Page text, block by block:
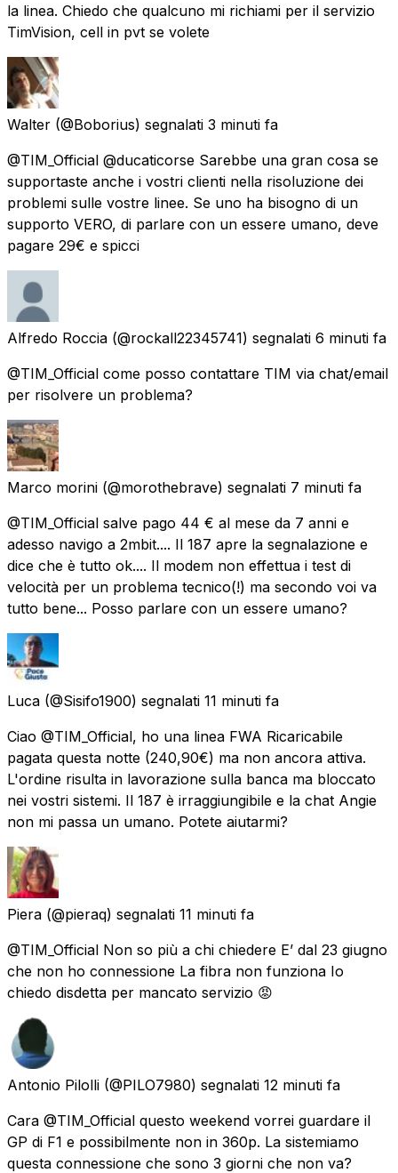
la linea. Chiedo che qualcuno mi richiami per il servizio
TimVision, cell in pvt se volete
Walter (@Boborius) segnalati 3 minuti fa
@TIM_Official @ducaticorse Sarebbe una gran cosa se
supportaste anche i vostri clienti nella risoluzione dei
problemi sulle vostre linee. Se uno ha bisogno di un
supporto VERO, di parlare con un essere umano, deve
pagare 29€ e spicci
Alfredo Roccia (@rockall22345741) segnalati 6 minuti fa
@TIM_Official come posso contattare TIM via chat/email
per risolvere un problema?
Marco morini (@morothebrave) segnalati 7 minuti fa
@TIM_Official salve pago 44 € al mese da 7 anni e
adesso navigo a 2mbit.... Il 187 apre la segnalazione e
dice che è tutto ok.... Il modem non effettua i test di
velocità per un problema tecnico(!) ma secondo voi va
tutto bene... Posso parlare con un essere umano?
Luca (@Sisifo1900) segnalati 11 minuti fa
Ciao @TIM_Official, ho una linea FWA Ricaricabile
pagata questa notte (240,90€) ma non ancora attiva.
L'ordine risulta in lavorazione sulla banca ma bloccato
nei vostri sistemi. Il 187 è irraggiungibile e la chat Angie
non mi passa un umano. Potete aiutarmi?
Piera (@pieraq) segnalati 11 minuti fa
@TIM_Official Non so più a chi chiedere E’ dal 23 giugno
che non ho connessione La fibra non funziona Io
chiedo disdetta per mancato servizio 😡
Antonio Pilolli (@PILO7980) segnalati 12 minuti fa
Cara @TIM_Official questo weekend vorrei guardare il
GP di F1 e possibilmente non in 360p. La sistemiamo
questa connessione che sono 3 giorni che non va?